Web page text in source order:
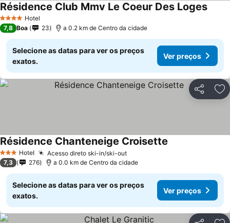
4 EstrelasHotel
Résidence Club Mmv Le Coeur Des Loges
7,8 Boa 23 a 0.2 km de Centro da cidade
Selecione as datas para ver os preços
exatos.
Ver preços
Partilhar
3 EstrelasHotel Acesso direto ski-in/ski-out
Résidence Chanteneige Croisette
7,3 276 a 0.0 km de Centro da cidade
Selecione as datas para ver os preços
exatos.
Ver preços